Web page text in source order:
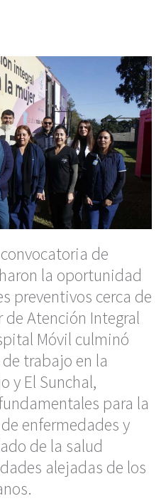
de
la oportunidad
preventivos cerca de
de Atención Integral
Móvil culminó
trabajo en la
y El Sunchal,
para la
enfermedades y
de la salud
alejadas de los